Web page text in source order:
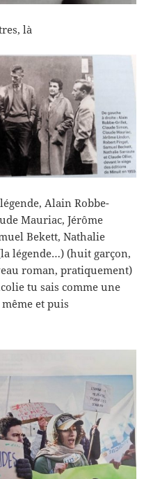
là
Alain Robbe-
Mauriac, Jérôme
Bekett, Nathalie
légende…) (huit garçon,
roman, pratiquement)
tu sais comme une
et puis